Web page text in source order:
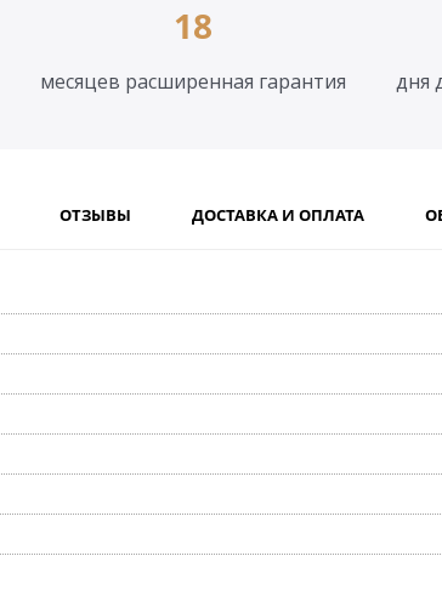
18
месяцев расширенная гарантия
дня
ОТЗЫВЫ ДОСТАВКА И ОПЛАТА